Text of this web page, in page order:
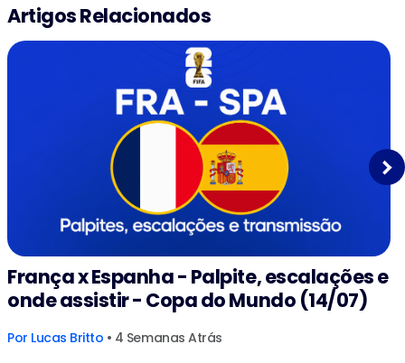
Artigos Relacionados
França x Espanha - Palpite, escalações e
onde assistir - Copa do Mundo (14/07)
Por Lucas Britto • 4 Semanas Atrás
Next